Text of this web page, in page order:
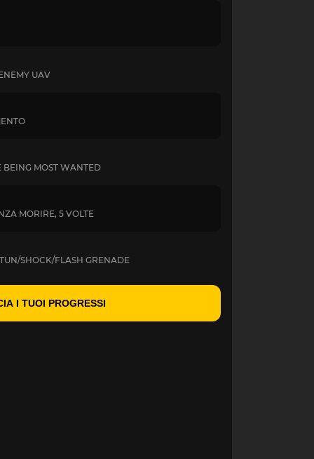
UAV
MOST WANTED
MORIRE, 5 VOLTE
SHOCK/FLASH GRENADE
I TUOI PROGRESSI